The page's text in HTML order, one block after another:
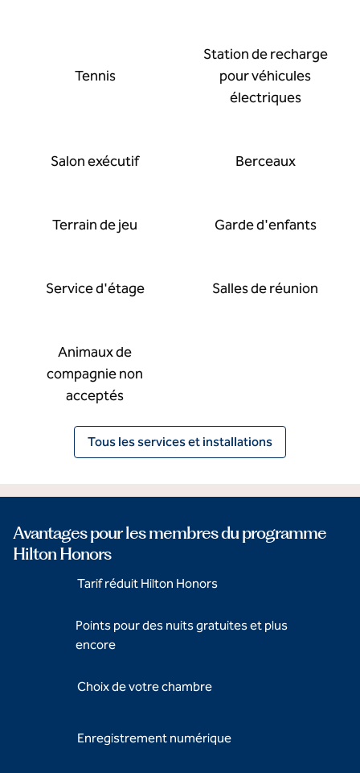
Tennis
Station de recharge
pour véhicules
électriques
Salon exécutif Berceaux
Terrain de jeu Garde d'enfants
Service d'étage Salles de réunion
Animaux de
compagnie non
acceptés
Tous les services et installations
Avantages pour les membres du programme
Hilton Honors
Tarif réduit Hilton Honors
Points pour des nuits gratuites et plus
encore
Choix de votre chambre
Enregistrement numérique